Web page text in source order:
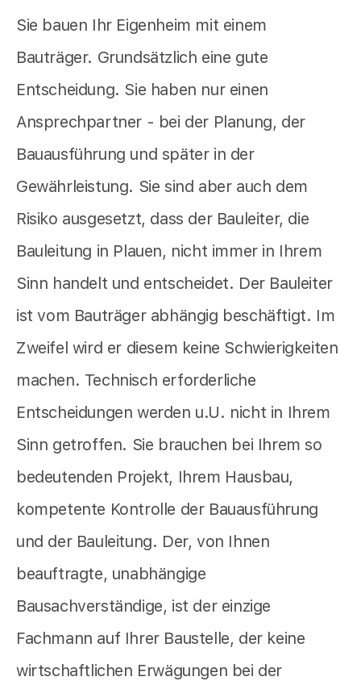
Sie bauen Ihr Eigenheim mit einem
Bauträger. Grundsätzlich eine gute
Entscheidung. Sie haben nur einen
Ansprechpartner - bei der Planung, der
Bauausführung und später in der
Gewährleistung. Sie sind aber auch dem
Risiko ausgesetzt, dass der Bauleiter, die
Bauleitung in Plauen, nicht immer in Ihrem
Sinn handelt und entscheidet. Der Bauleiter
ist vom Bauträger abhängig beschäftigt. Im
Zweifel wird er diesem keine Schwierigkeiten
machen. Technisch erforderliche
Entscheidungen werden u.U. nicht in Ihrem
Sinn getroffen. Sie brauchen bei Ihrem so
bedeutenden Projekt, Ihrem Hausbau,
kompetente Kontrolle der Bauausführung
und der Bauleitung. Der, von Ihnen
beauftragte, unabhängige
Bausachverständige, ist der einzige
Fachmann auf Ihrer Baustelle, der keine
wirtschaftlichen Erwägungen bei der